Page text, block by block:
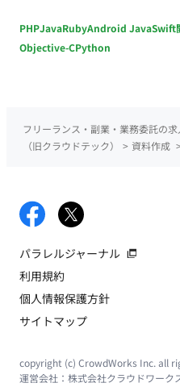
PHPJavaRubyAndroid JavaSwift
Objective-CPython
フリーランス・副業・業務委託の
（旧クラウドテック）
> 資料作成
パラレルジャーナル
利用規約
個人情報保護方針
サイトマップ
copyright (c) CrowdWorks Inc. all
運営会社： 株式会社クラウドワーク